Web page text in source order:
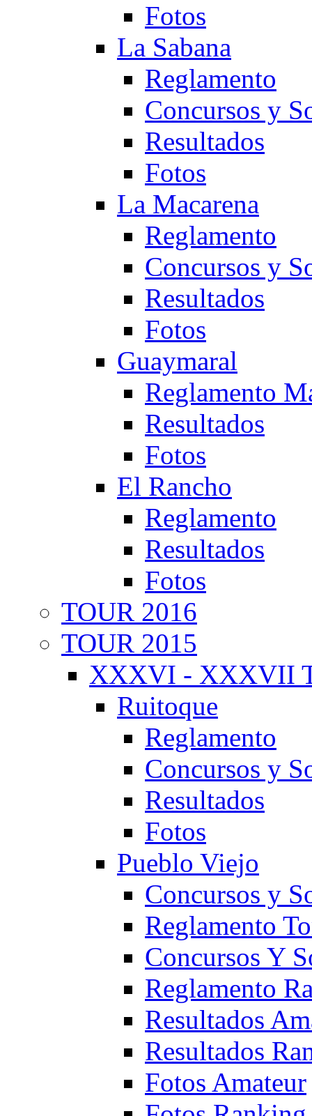
Fotos
La Sabana
Reglamento
Concursos y
Resultados
Fotos
La Macarena
Reglamento
Concursos y
Resultados
Fotos
Guaymaral
Reglamento
Resultados
Fotos
El Rancho
Reglamento
Resultados
Fotos
TOUR 2016
TOUR 2015
XXXVI - XXXVII
Ruitoque
Reglamento
Concursos y
Resultados
Fotos
Pueblo Viejo
Concursos y
Reglamento
Concursos Y
Reglamento
Resultados
Resultados
Fotos Amateur